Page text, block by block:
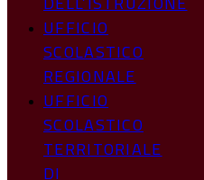
UFFICIO
SCOLASTICO
REGIONALE
UFFICIO
SCOLASTICO
TERRITORIALE
DI